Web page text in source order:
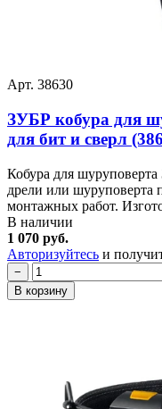
Арт. 38630
ЗУБР кобура для
для бит и сверл
Кобура для
дрели или шуруповерта
монтажных работ.
В наличии
1 070 руб.
Авторизуйтесь и
−
В корзину